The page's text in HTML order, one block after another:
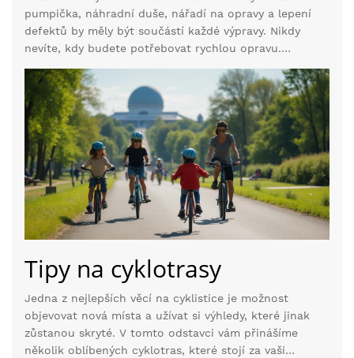
pumpička, náhradní duše, nářadí na opravy a lepení
defektů by měly být součástí každé výpravy. Nikdy
nevíte, kdy budete potřebovat rychlou opravu.
mohou vám ušetřit hodně času a starostí.
Tipy na cyklotrasy
Jedna z nejlepších věcí na cyklistice je možnost
objevovat nová místa a užívat si výhledy, které jinak
zůstanou skryté. V tomto odstavci vám přinášíme
několik oblíbených cyklotras, které stojí za vaši